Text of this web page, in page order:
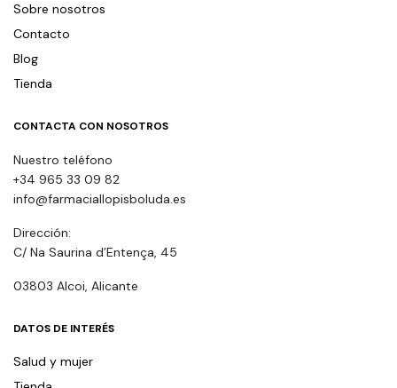
Sobre nosotros
Contacto
Blog
Tienda
CONTACTA CON NOSOTROS
Nuestro teléfono
+34 965 33 09 82
info@farmaciallopisboluda.es
Dirección:
C/ Na Saurina d’Entença, 45
03803 Alcoi, Alicante
DATOS DE INTERÉS
Salud y mujer